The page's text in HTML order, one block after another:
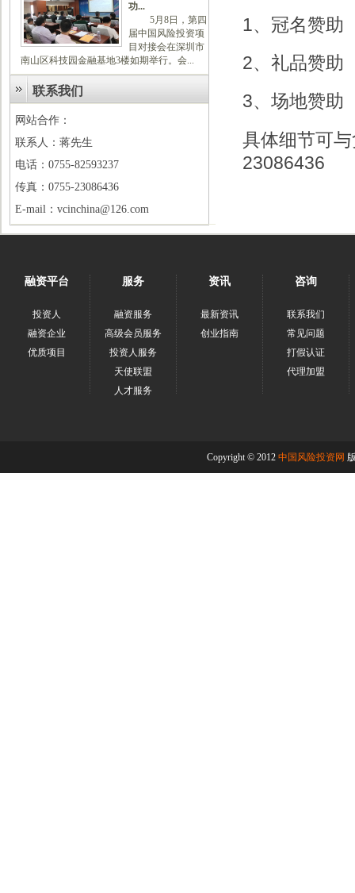
1、冠名赞助
2、礼品赞助
3、场地赞助
具体细节可
23086436
功...
5月8日，第四
届中国风险投资项
目对接会在深圳市
南山区科技园金融基地3楼如期举行。会...
联系我们
网站合作：
联系人：蒋先生
电话：0755-82593237
传真：0755-23086436
E-mail：vcinchina@126.com
融资平台
投资人
融资企业
优质项目
服务
融资服务
高级会员服务
投资人服务
天使联盟
人才服务
资讯
最新资讯
创业指南
咨询
联系我们
常见问题
打假认证
代理加盟
Copyright © 2012 中国风险投资网